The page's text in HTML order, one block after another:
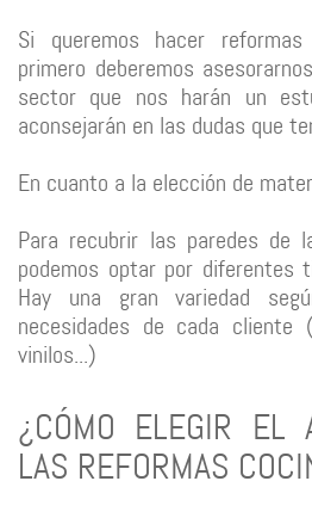
Si queremos hacer
primero deberemos
sector que nos harán un
aconsejarán en las dudas que
En cuanto a la elección de
Para recubrir las paredes de
podemos optar por diferentes
Hay una gran variedad
necesidades de cada cliente
vinilos...)
¿CÓMO ELEGIR EL
LAS REFORMAS